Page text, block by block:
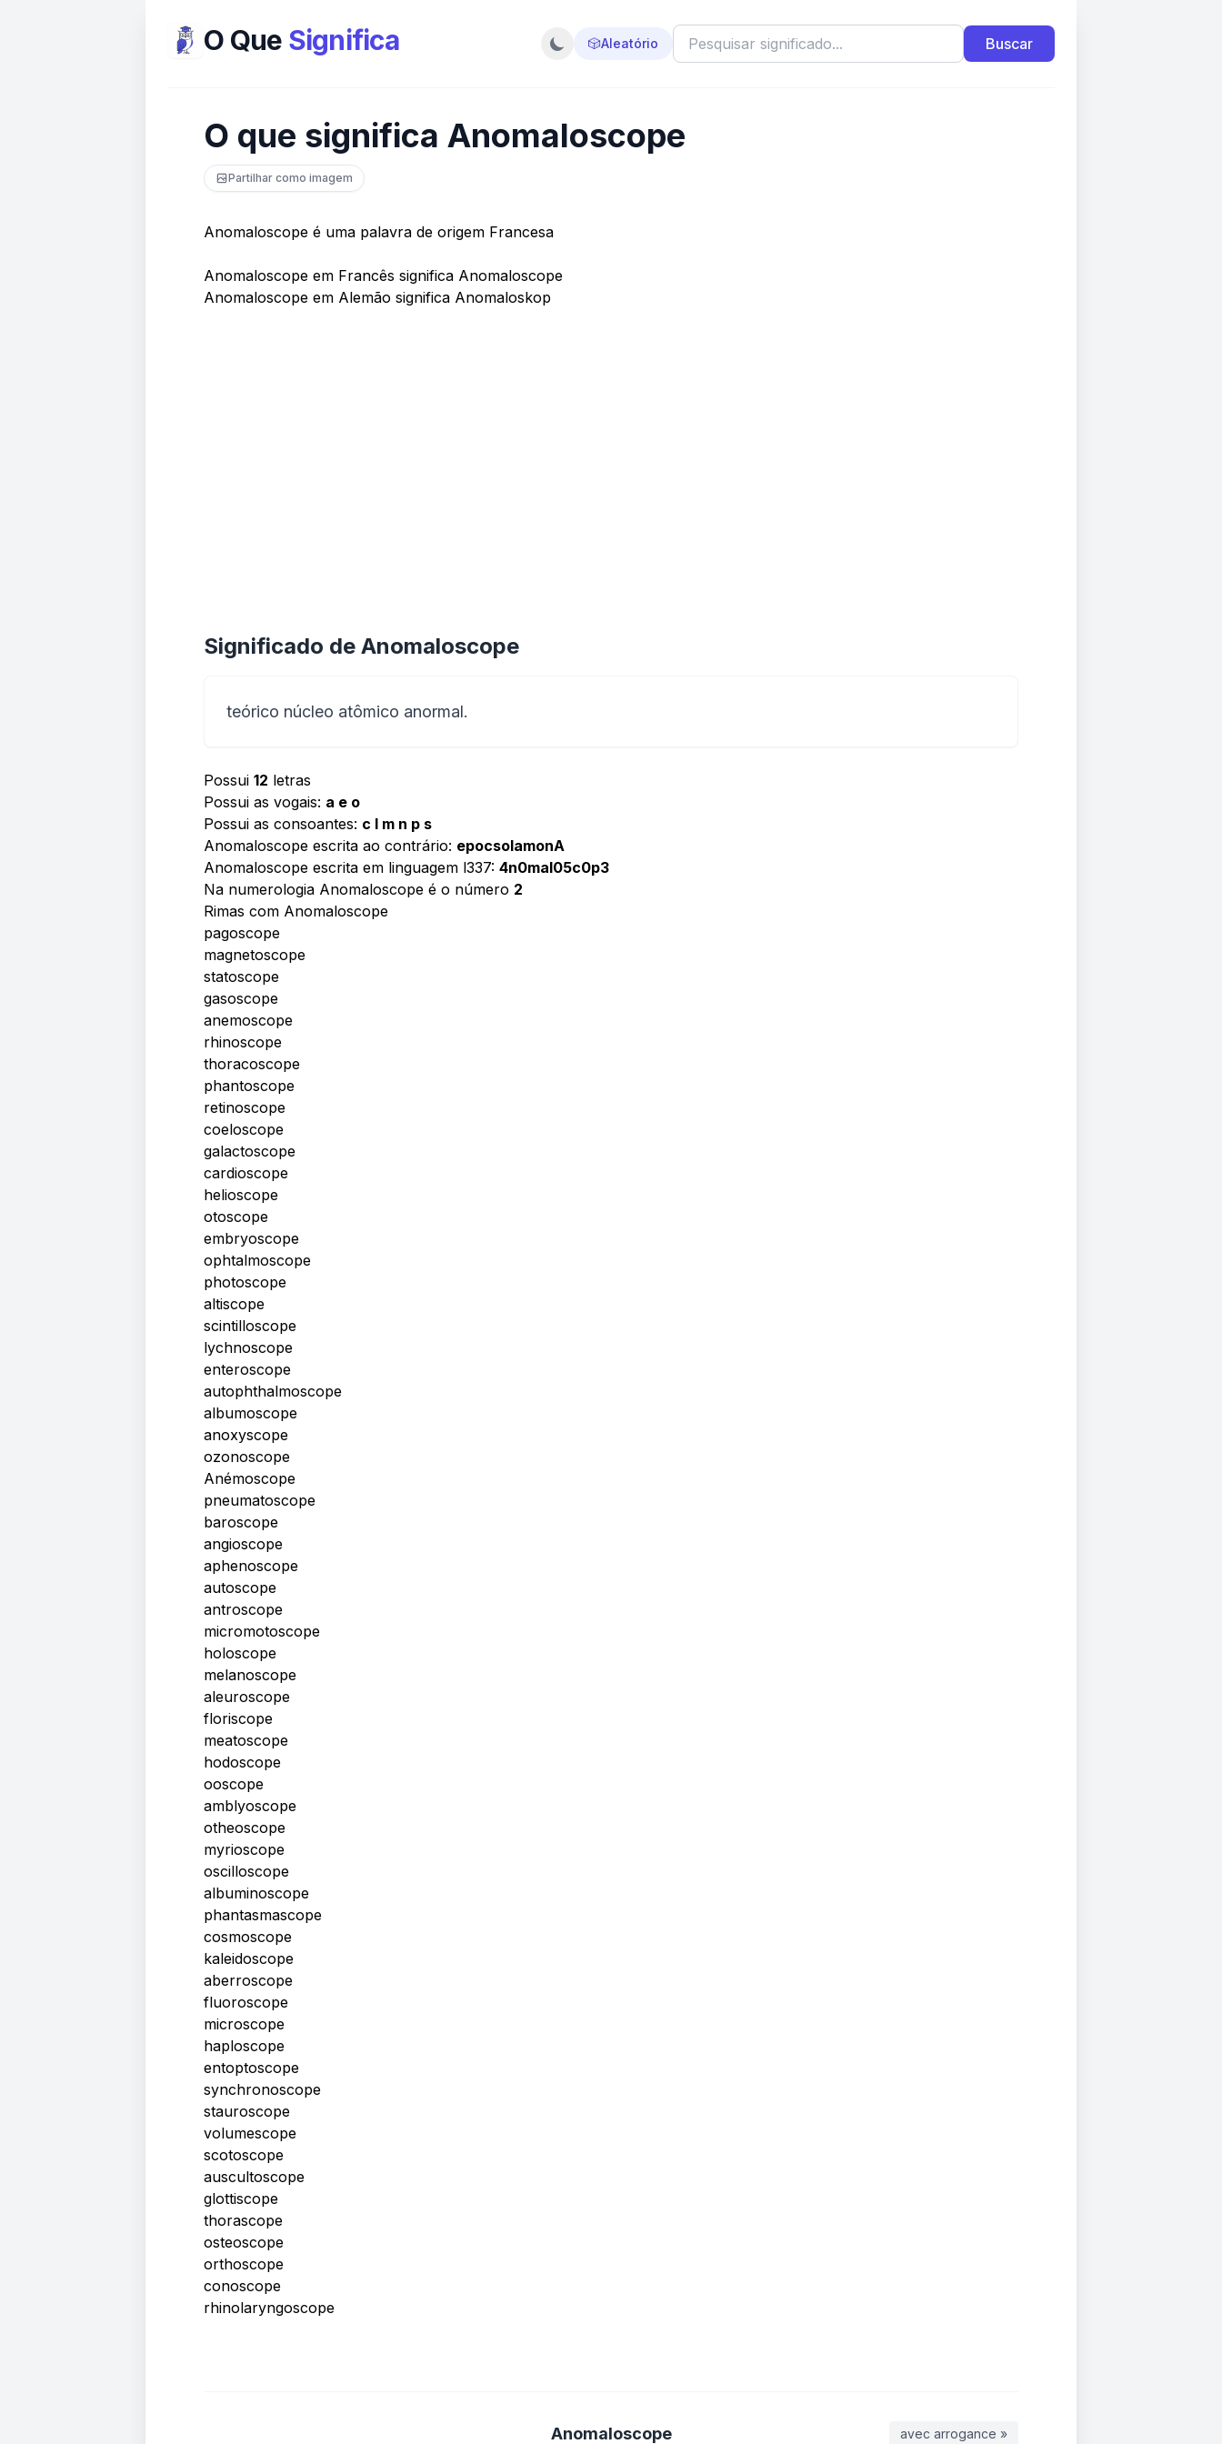
O Que Significa 🎲Aleatório Buscar
O que significa Anomaloscope
Partilhar como imagem
Anomaloscope é uma palavra de origem Francesa
Anomaloscope em Francês significa Anomaloscope
Anomaloscope em Alemão significa Anomaloskop
Significado de Anomaloscope
teórico núcleo atômico anormal.
Possui 12 letras
Possui as vogais: a e o
Possui as consoantes: c l m n p s
Anomaloscope escrita ao contrário: epocsolamonA
Anomaloscope escrita em linguagem l337: 4n0mal05c0p3
Na numerologia Anomaloscope é o número 2
Rimas com Anomaloscope
pagoscope
magnetoscope
statoscope
gasoscope
anemoscope
rhinoscope
thoracoscope
phantoscope
retinoscope
coeloscope
galactoscope
cardioscope
helioscope
otoscope
embryoscope
ophtalmoscope
photoscope
altiscope
scintilloscope
lychnoscope
enteroscope
autophthalmoscope
albumoscope
anoxyscope
ozonoscope
Anémoscope
pneumatoscope
baroscope
angioscope
aphenoscope
autoscope
antroscope
micromotoscope
holoscope
melanoscope
aleuroscope
floriscope
meatoscope
hodoscope
ooscope
amblyoscope
otheoscope
myrioscope
oscilloscope
albuminoscope
phantasmascope
cosmoscope
kaleidoscope
aberroscope
fluoroscope
microscope
haploscope
entoptoscope
synchronoscope
stauroscope
volumescope
scotoscope
auscultoscope
glottiscope
thorascope
osteoscope
orthoscope
conoscope
rhinolaryngoscope
Anomaloscope avec arrogance »